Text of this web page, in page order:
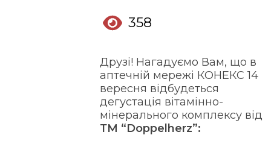
358
Друзі! Нагадуємо Вам, що в
аптечній мережі КОНЕКС 14
вересня відбудеться
дегустація вітамінно-
мінерального комплексу від
ТМ “Doppelherz”: